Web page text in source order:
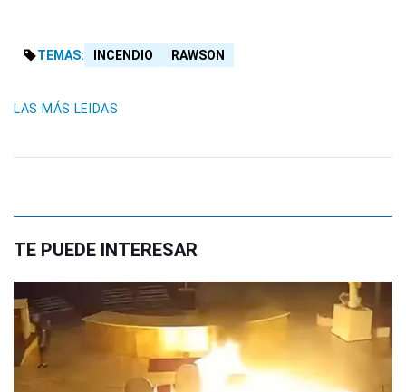
TEMAS: INCENDIO RAWSON
LAS MÁS LEIDAS
TE PUEDE INTERESAR